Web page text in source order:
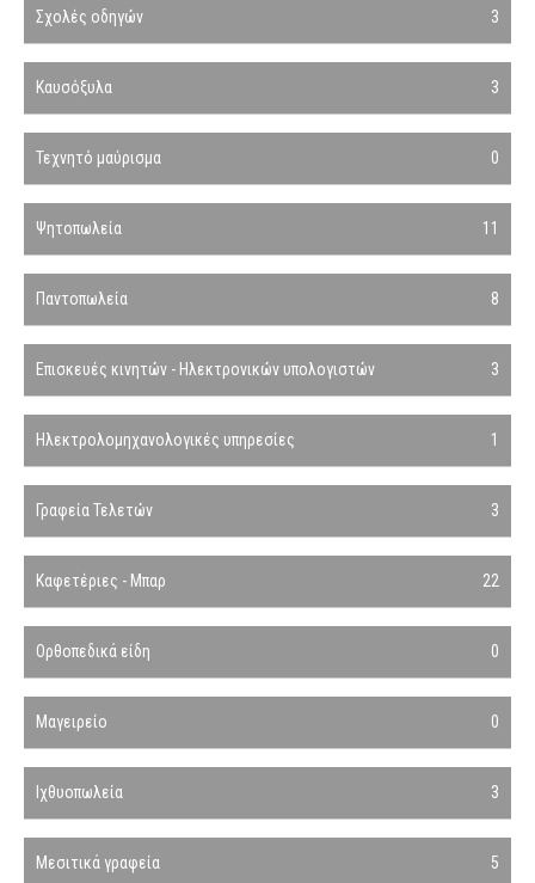
Σχολές οδηγών 3
Καυσόξυλα 3
Τεχνητό μαύρισμα 0
Ψητοπωλεία 11
Παντοπωλεία 8
Επισκευές κινητών - Ηλεκτρονικών υπολογιστών 3
Ηλεκτρολομηχανολογικές υπηρεσίες 1
Γραφεία Τελετών 3
Καφετέριες - Μπαρ 22
Ορθοπεδικά είδη 0
Μαγειρείο 0
Ιχθυοπωλεία 3
Μεσιτικά γραφεία 5